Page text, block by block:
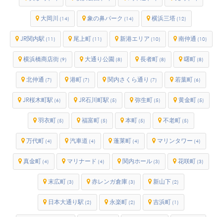
大岡川 (14) 象の鼻パーク (14) 横浜三塔 (12)
JR関内駅 (11) 尾上町 (11) 新港エリア (10) 南仲通 (10)
横浜橋商店街 (9) 大通り公園 (8) 長者町 (8) 曙町 (8)
北仲通 (7) 港町 (7) 関内さくら通り (7) 若葉町 (6)
JR桜木町駅 (6) JR石川町駅 (5) 弥生町 (5) 黄金町 (5)
羽衣町 (5) 福富町 (5) 本町 (5) 不老町 (5)
万代町 (4) 汽車道 (4) 蓬莱町 (4) マリンタワー (4)
真金町 (4) マリナード (4) 関内ホール (3) 花咲町 (3)
末広町 (3) 赤レンガ倉庫 (3) 新山下 (2)
日本大通り駅 (2) 永楽町 (2) 吉浜町 (1)